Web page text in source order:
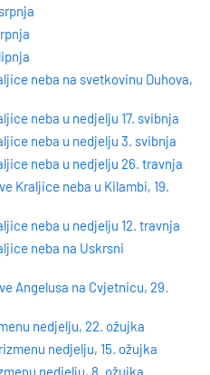
neba na svetkovinu Duhova,
neba u nedjelju 17. svibnja
neba u nedjelju 3. svibnja
neba u nedjelju 26. travnja
Kraljice neba u Kilambi, 19.
neba u nedjelju 12. travnja
neba na Uskrsni
Angelusa na Cvjetnicu, 29.
nedjelju, 22. ožujka
nedjelju, 15. ožujka
nedjelju, 8. ožujka